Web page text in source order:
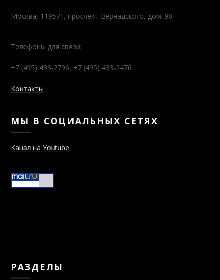
Москва, 119571, проспект Вернадского, дом. 90
Телефоны для связи:
+7 (495) 433-2796, +7 (495) 433-2476
Контакты
МЫ В СОЦИАЛЬНЫХ СЕТЯХ
Канал на Youtube
РАЗДЕЛЫ